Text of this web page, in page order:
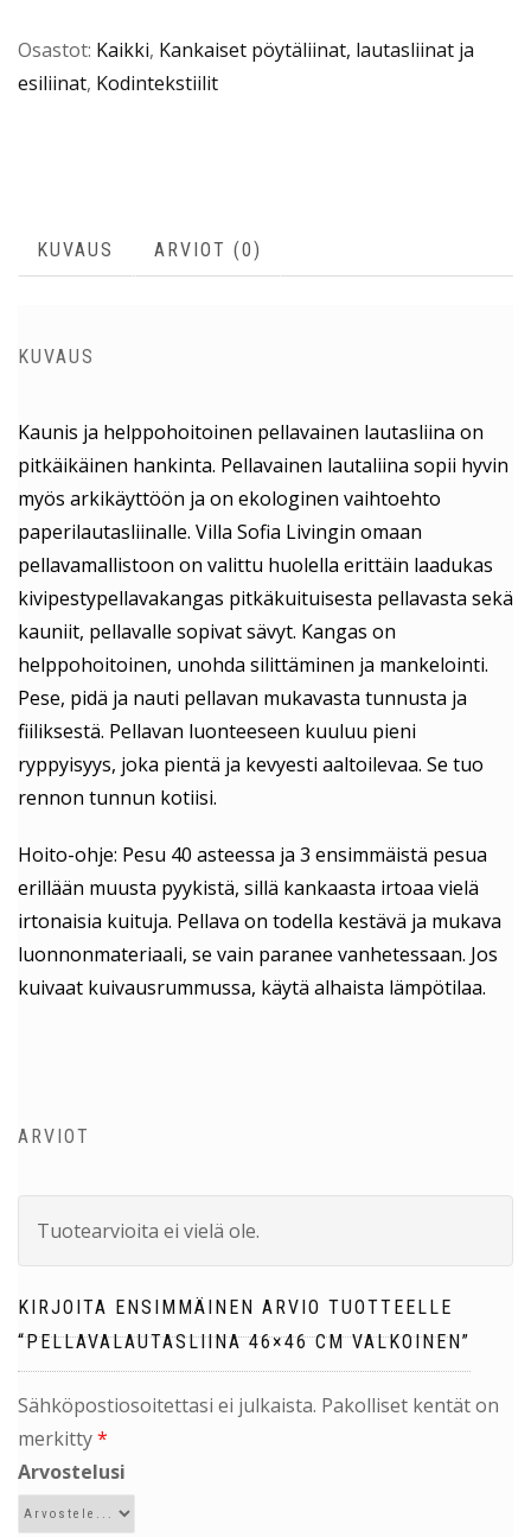
Osastot: Kaikki, Kankaiset pöytäliinat, lautasliinat ja
esiliinat, Kodintekstiilit
KUVAUS ARVIOT (0)
KUVAUS
Kaunis ja helppohoitoinen pellavainen lautasliina on
pitkäikäinen hankinta. Pellavainen lautaliina sopii hyvin
myös arkikäyttöön ja on ekologinen vaihtoehto
paperilautasliinalle. Villa Sofia Livingin omaan
pellavamallistoon on valittu huolella erittäin laadukas
kivipestypellavakangas pitkäkuituisesta pellavasta sekä
kauniit, pellavalle sopivat sävyt. Kangas on
helppohoitoinen, unohda silittäminen ja mankelointi.
Pese, pidä ja nauti pellavan mukavasta tunnusta ja
fiiliksestä. Pellavan luonteeseen kuuluu pieni
ryppyisyys, joka pientä ja kevyesti aaltoilevaa. Se tuo
rennon tunnun kotiisi.
Hoito-ohje: Pesu 40 asteessa ja 3 ensimmäistä pesua
erillään muusta pyykistä, sillä kankaasta irtoaa vielä
irtonaisia kuituja. Pellava on todella kestävä ja mukava
luonnonmateriaali, se vain paranee vanhetessaan. Jos
kuivaat kuivausrummussa, käytä alhaista lämpötilaa.
ARVIOT
Tuotearvioita ei vielä ole.
KIRJOITA ENSIMMÄINEN ARVIO TUOTTEELLE
“PELLAVALAUTASLIINA 46×46 CM VALKOINEN”
Sähköpostiosoitettasi ei julkaista. Pakolliset kentät on
merkitty*
Arvostelusi